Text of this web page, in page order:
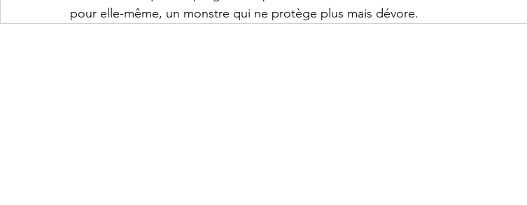
pour elle-même, un monstre qui ne protège plus mais dévore.